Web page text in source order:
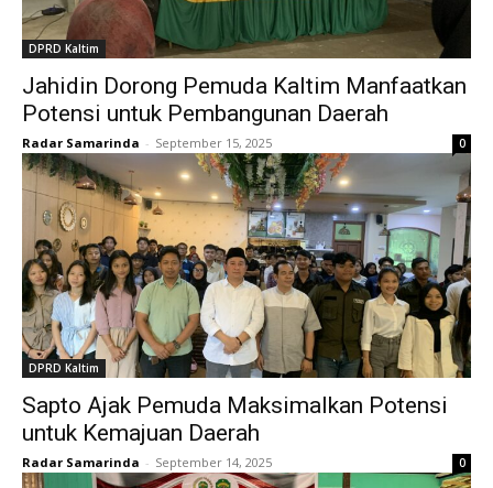
DPRD Kaltim
Jahidin Dorong Pemuda Kaltim Manfaatkan
Potensi untuk Pembangunan Daerah
Radar Samarinda - September 15, 2025 0
DPRD Kaltim
Sapto Ajak Pemuda Maksimalkan Potensi
untuk Kemajuan Daerah
Radar Samarinda - September 14, 2025 0